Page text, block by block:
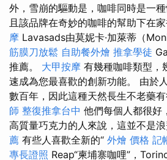
外，雪崩的驅動是，咖啡同時是一
且該品牌在奇妙的咖啡的幫助下在
摩 Lavasads由莫妮卡·加萊蒂（
筋膜刀放鬆 自助餐外燴 推拿學徒
推薦。 大甲按摩 有幾種咖啡類型，
速成為您最喜歡的創新功能。 由於
數百年，因此這種天然長生不老藥
師 整復推拿台中 他們每個人都很好
高質量巧克力的人來說，這並不是浪
薦 有些人喜歡全新的“ 外燴 價格 記
專長證照 Reap“柬埔寨咖哩”，